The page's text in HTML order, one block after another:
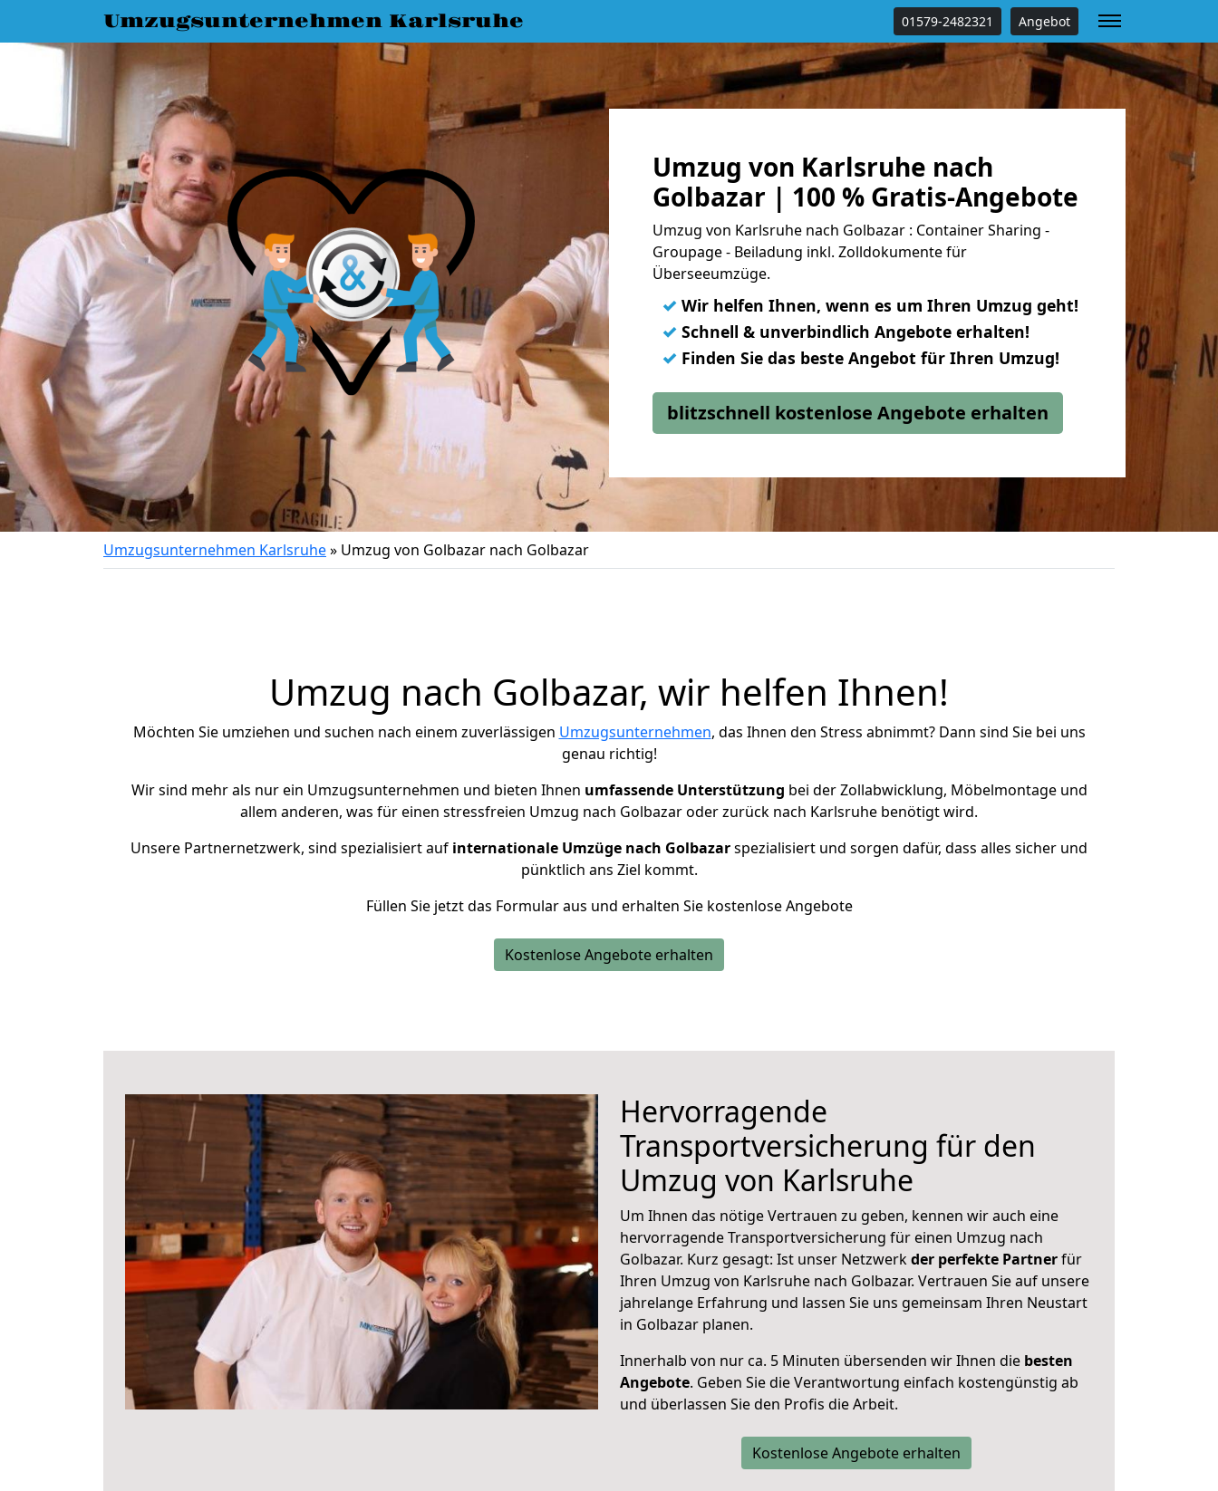
Umzugsunternehmen Karlsruhe 01579-2482321 Angebot
Umzug von Karlsruhe nach
Golbazar | 100 % Gratis-Angebote
Umzug von Karlsruhe nach Golbazar : Container Sharing -
Groupage - Beiladung inkl. Zolldokumente für
Überseeumzüge.
✓ Wir helfen Ihnen, wenn es um Ihren Umzug geht!
✓ Schnell & unverbindlich Angebote erhalten!
✓ Finden Sie das beste Angebot für Ihren Umzug!
blitzschnell kostenlose Angebote erhalten
Umzugsunternehmen Karlsruhe» Umzug von Golbazar nach Golbazar
Umzug nach Golbazar, wir helfen Ihnen!
Möchten Sie umziehen und suchen nach einem zuverlässigen Umzugsunternehmen, das Ihnen den Stress abnimmt? Dann sind Sie bei uns
genau richtig!
Wir sind mehr als nur ein Umzugsunternehmen und bieten Ihnen umfassende Unterstützung bei der Zollabwicklung, Möbelmontage und
allem anderen, was für einen stressfreien Umzug nach Golbazar oder zurück nach Karlsruhe benötigt wird.
Unsere Partnernetzwerk, sind spezialisiert auf internationale Umzüge nach Golbazarspezialisiert und sorgen dafür, dass alles sicher und
pünktlich ans Ziel kommt.
Füllen Sie jetzt das Formular aus und erhalten Sie kostenlose Angebote
Kostenlose Angebote erhalten
Hervorragende
Transportversicherung für den
Umzug von Karlsruhe
Um Ihnen das nötige Vertrauen zu geben, kennen wir auch eine
hervorragende Transportversicherung für einen Umzug nach
Golbazar. Kurz gesagt: Ist unser Netzwerkder perfekte Partnerfür
Ihren Umzug von Karlsruhe nach Golbazar. Vertrauen Sie auf unsere
jahrelange Erfahrung und lassen Sie uns gemeinsam Ihren Neustart
in Golbazar planen.
Innerhalb von nur ca. 5 Minuten übersenden wir Ihnen die besten
Angebote. Geben Sie die Verantwortung einfach kostengünstig ab
und überlassen Sie den Profis die Arbeit.
Kostenlose Angebote erhalten